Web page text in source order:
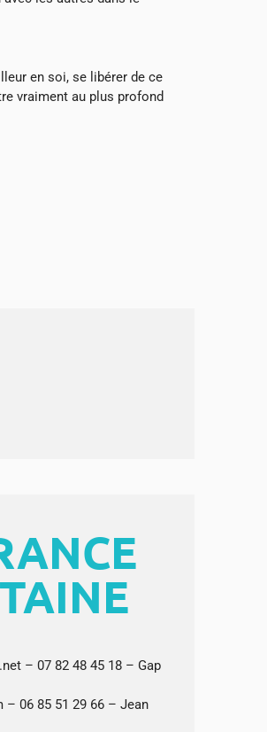
en soi, se libérer de ce
vraiment au plus profond
– 07 82 48 45 18 – Gap
– 06 85 51 29 66 – Jean